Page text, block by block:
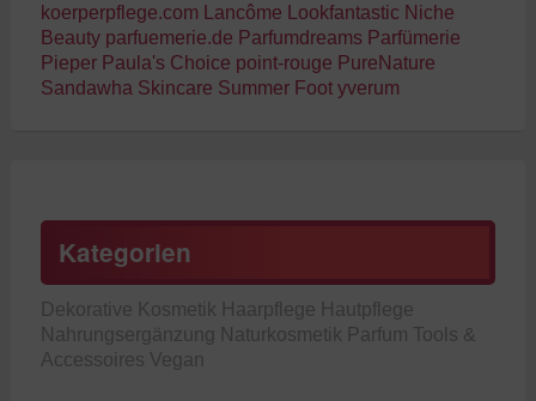
koerperpflege.com
Lancôme Lookfantastic Niche
Beauty parfuemerie.de Parfumdreams Parfümerie
Pieper Paula's Choice point-rouge PureNature
Sandawha Skincare Summer Foot yverum
Kategorien
Dekorative Kosmetik Haarpflege Hautpflege
Nahrungsergänzung Naturkosmetik Parfum Tools &
Accessoires Vegan